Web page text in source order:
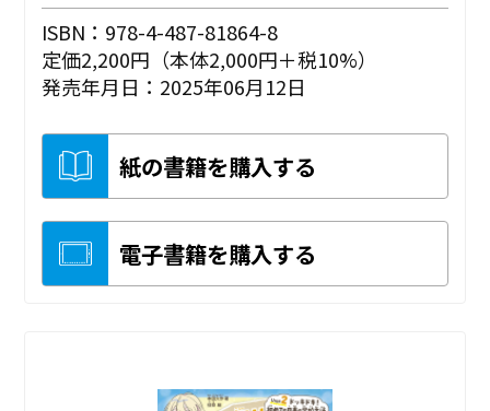
ISBN：978-4-487-81864-8
定価2,200円（本体2,000円＋税10%）
発売年月日：2025年06月12日
紙の書籍を購入する
電子書籍を購入する